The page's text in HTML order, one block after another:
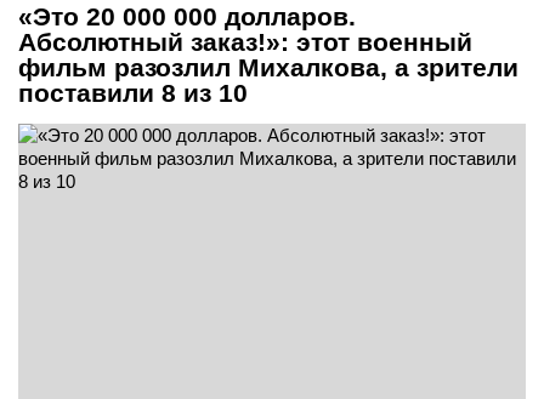
«Это 20 000 000 долларов.
Абсолютный заказ!»: этот военный
фильм разозлил Михалкова, а зрители
поставили 8 из 10